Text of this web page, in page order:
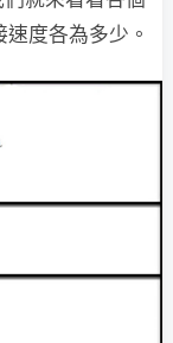
度各為多少。